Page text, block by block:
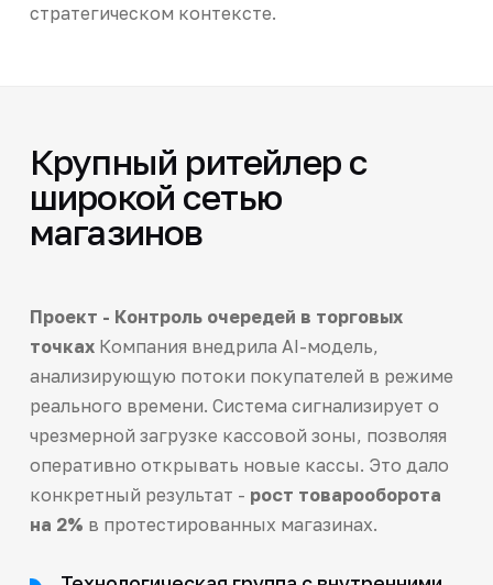
стратегическом контексте.
Крупный ритейлер с
широкой сетью
магазинов
Проект - Контроль очередей в торговых
точкахКомпания внедрила AI-модель,
анализирующую потоки покупателей в режиме
реального времени. Система сигнализирует о
чрезмерной загрузке кассовой зоны, позволяя
оперативно открывать новые кассы. Это дало
конкретный результат - рост товарооборота
на 2% в протестированных магазинах.